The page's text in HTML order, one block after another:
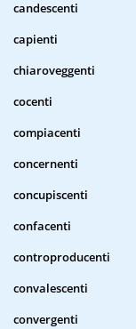
candescenti
capienti
chiaroveggenti
cocenti
compiacenti
concernenti
concupiscenti
confacenti
controproducenti
convalescenti
convergenti